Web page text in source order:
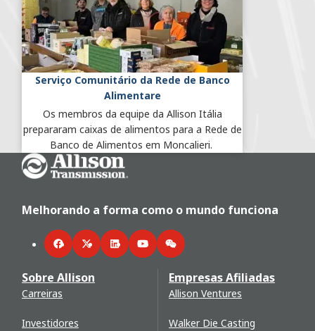
Serviço Comunitário da Rede de Banco
Alimentare
Os membros da equipe da Allison Itália
prepararam caixas de alimentos para a Rede de
Banco de Alimentos em Moncalieri.
Go Home
Melhorando a forma como o mundo funciona
FacebookTwitterLinkedInYouTubeWeChat
Sobre Allison
Carreiras
Investidores
Empresas Afiliadas
Allison Ventures
Walker Die Casting